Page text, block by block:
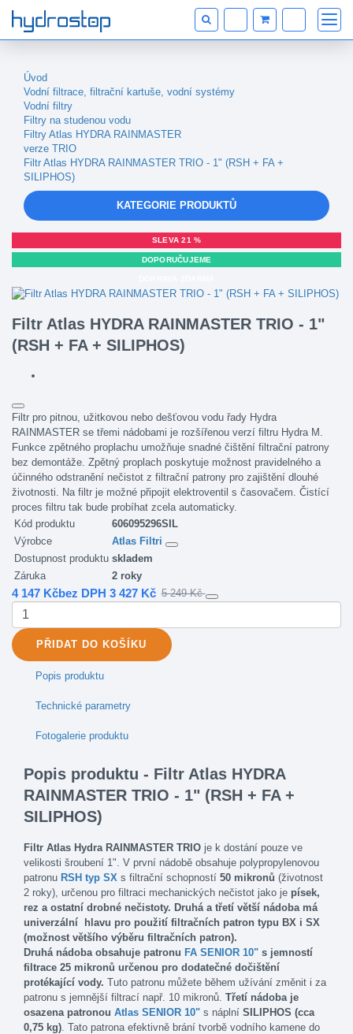
Úvod
Vodní filtrace, filtrační kartuše, vodní systémy
Vodní filtry
Filtry na studenou vodu
Filtry Atlas HYDRA RAINMASTER
verze TRIO
Filtr Atlas HYDRA RAINMASTER TRIO - 1" (RSH + FA +
SILIPHOS)
KATEGORIE PRODUKTŮ
SLEVA 21 %
DOPORUČUJEME
Filtr Atlas HYDRA RAINMASTER TRIO - 1"
(RSH + FA + SILIPHOS)
Filtr pro pitnou, užitkovou nebo dešťovou vodu řady Hydra
RAINMASTER se třemi nádobami je rozšířenou verzí filtru Hydra M.
Funkce zpětného proplachu umožňuje snadné čištění filtrační patrony
bez demontáže. Zpětný proplach poskytuje možnost pravidelného a
účinného odstranění nečistot z filtrační patrony pro zajištění dlouhé
životnosti. Na filtr je možné připojit elektroventil s časovačem. Čistící
proces filtru tak bude probíhat zcela automaticky.
Kód produktu
606095296SIL
Výrobce
Atlas Filtri
Dostupnost produktu skladem
Záruka
2 roky
4 147 Kčbez DPH 3 427 Kč 5 249 Kč
PŘIDAT DO KOŠÍKU
Popis produktu
Technické parametry
Fotogalerie produktu
Popis produktu - Filtr Atlas HYDRA
RAINMASTER TRIO - 1" (RSH + FA +
SILIPHOS)
Filtr Atlas Hydra RAINMASTER TRIO je k dostání pouze ve
velikosti šroubení 1". V první nádobě obsahuje polypropylenovou
patronu RSH typ SX s filtrační schopností 50 mikronů (životnost
2 roky), určenou pro filtraci mechanických nečistot jako je písek,
rez a ostatní drobné nečistoty. Druhá a třetí větší nádoba má
univerzální
hlavu pro použití filtračních patron typu BX i SX
(možnost většího výběru filtračních patron).
Druhá nádoba obsahuje patronu FA SENIOR 10" s jemností
filtrace 25 mikronů určenou pro dodatečné dočištění
protékající vody. Tuto patronu můžete během užívání změnit i za
patronu s jemnější filtrací např. 10 mikronů. Třetí nádoba je
osazena patronou Atlas SENIOR 10" s náplní SILIPHOS (cca
0,75 kg) . Tato patrona efektivně brání tvorbě vodního kamene do